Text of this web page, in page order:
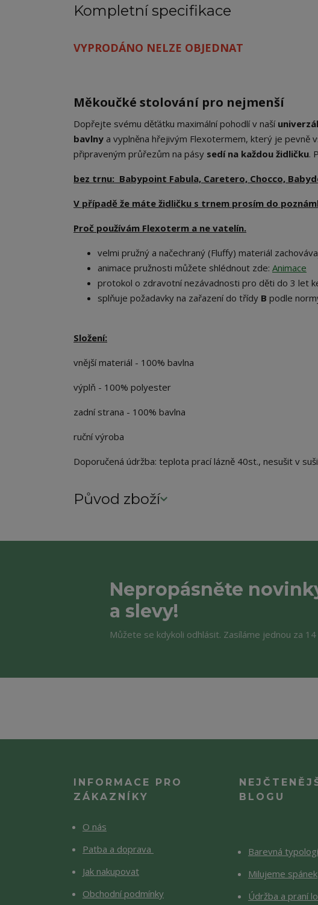
Kompletní specifikace
VYPRODÁNO NELZE OBJEDNAT
Měkoučké stolování pro nejmenší
Dopřejte svému děťátku maximální pohodlí v naší
bavlny a vyplněna hřejivým Flexotermem, který je pevně
připraveným průřezům na pásy sedí na každou židličku.
bez trnu: Babypoint Fabula, Caretero, Chocco,
V případě že máte židličku s trnem prosím do
Proč používám Flexoterm a ne vatelín.
velmi pružný a načechraný (Fluffy) materiál
animace pružnosti můžete shlédnout zde: Animace
protokol o zdravotní nezávadnosti pro děti do 3 let
splňuje požadavky na zařazení do třídy B podle
Složení:
vnější materiál - 100% bavlna
výplň - 100% polyester
zadní strana - 100% bavlna
ruční výroba
Doporučená údržba: teplota prací lázně 40st., nesušit v
Původ zboží
Nepropásněte
a slevy!
Můžete se kdykoli odhlásit. Zasíláme jednou za 14
INFORMACE PRO
ZÁKAZNÍKY
O nás
Patba a doprava
Jak nakupovat
Obchodní podmínky
BLOGU
Barevná
Milujeme spánek
Údržba a praní